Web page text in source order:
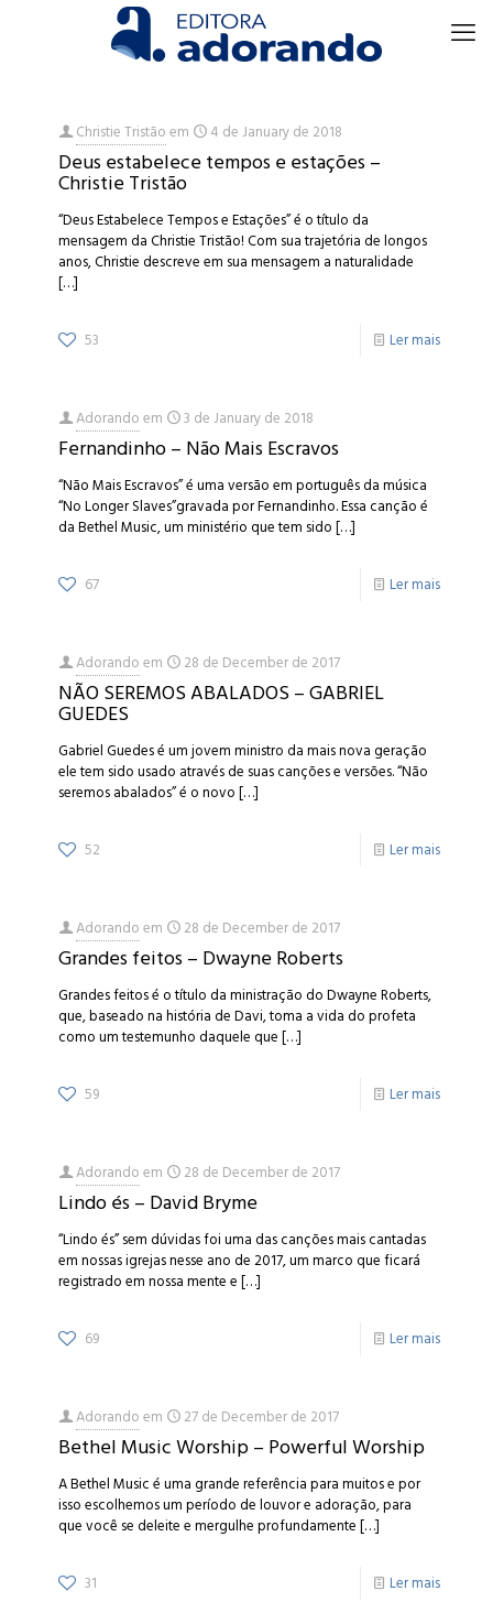
Christie Tristãoem 4 de January de 2018
Deus estabelece tempos e estações –
Christie Tristão
“Deus Estabelece Tempos e Estações” é o título da
mensagem da Christie Tristão! Com sua trajetória de longos
anos, Christie descreve em sua mensagem a naturalidade
[…]
53 Ler mais
Adorandoem 3 de January de 2018
Fernandinho – Não Mais Escravos
“Não Mais Escravos” é uma versão em português da música
“No Longer Slaves”gravada por Fernandinho. Essa canção é
da Bethel Music, um ministério que tem sido[…]
67 Ler mais
Adorandoem 28 de December de 2017
NÃO SEREMOS ABALADOS – GABRIEL
GUEDES
Gabriel Guedes é um jovem ministro da mais nova geração
ele tem sido usado através de suas canções e versões. “Não
seremos abalados” é o novo[…]
52 Ler mais
Adorandoem 28 de December de 2017
Grandes feitos – Dwayne Roberts
Grandes feitos é o título da ministração do Dwayne Roberts,
que, baseado na história de Davi, toma a vida do profeta
como um testemunho daquele que[…]
59 Ler mais
Adorandoem 28 de December de 2017
Lindo és – David Bryme
“Lindo és” sem dúvidas foi uma das canções mais cantadas
em nossas igrejas nesse ano de 2017, um marco que ficará
registrado em nossa mente e[…]
69 Ler mais
Adorandoem 27 de December de 2017
Bethel Music Worship – Powerful Worship
A Bethel Music é uma grande referência para muitos e por
isso escolhemos um período de louvor e adoração, para
que você se deleite e mergulhe profundamente[…]
31 Ler mais